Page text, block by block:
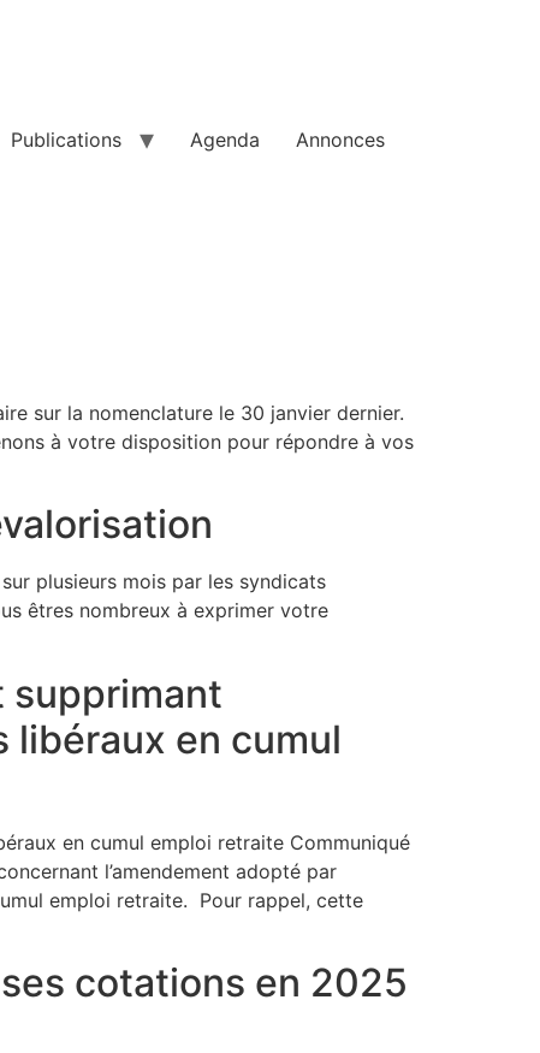
Publications Agenda Annonces
sur la nomenclature le 30 janvier dernier.
à votre disposition pour répondre à vos
plusieurs mois par les syndicats
êtres nombreux à exprimer votre
supprimant
libéraux en cumul
en cumul emploi retraite Communiqué
l’amendement adopté par
emploi retraite. Pour rappel, cette
cotations en 2025